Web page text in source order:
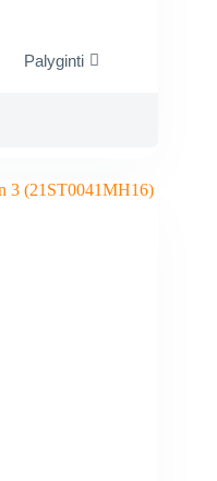
Palyginti